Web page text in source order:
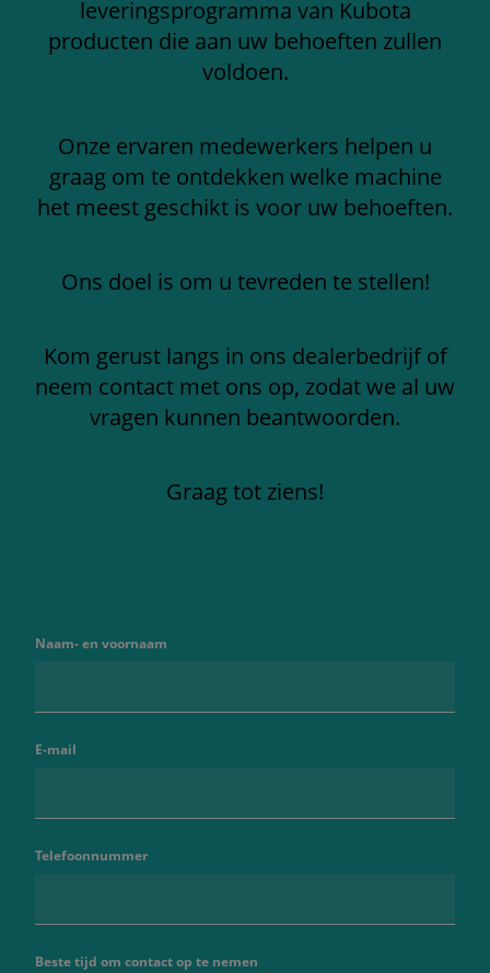
leveringsprogramma van Kubota
producten die aan uw behoeften zullen
voldoen.
Onze ervaren medewerkers helpen u
graag om te ontdekken welke machine
het meest geschikt is voor uw behoeften.
Ons doel is om u tevreden te stellen!
Kom gerust langs in ons dealerbedrijf of
neem contact met ons op, zodat we al uw
vragen kunnen beantwoorden.
Graag tot ziens!
Naam- en voornaam
E-mail
Telefoonnummer
Beste tijd om contact op te nemen